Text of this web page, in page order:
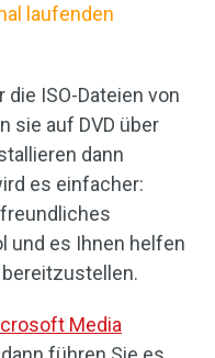
laufenden
ISO-Dateien von
sie auf DVD über
dann
es einfacher:
und es Ihnen helfen
Media